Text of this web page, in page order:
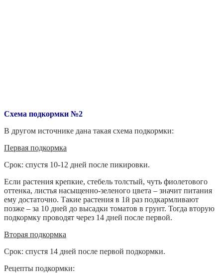
Схема подкормки №2
В другом источнике дана такая схема подкормки:
Первая подкормка
Срок: спустя 10-12 дней после пикировки.
Если растения крепкие, стебель толстый, чуть фиолетового
оттенка, листья насыщенно-зеленого цвета – значит питания
ему достаточно. Такие растения в 1й раз подкармливают
позже – за 10 дней до высадки томатов в грунт. Тогда вторую
подкормку проводят через 14 дней после первой.
Вторая подкормка
Срок: спустя 14 дней после первой подкормки.
Рецепты подкормки: